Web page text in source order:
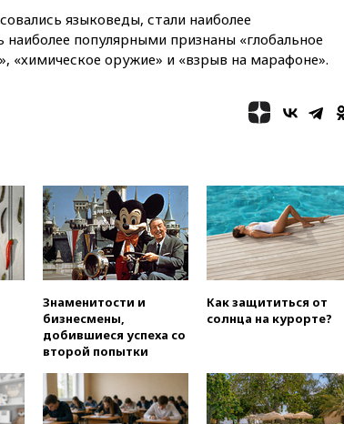
12:15 Минцифры РФ не
планирует вводить
ограничения на доступ детей
в соцсети
открытия второго маршрута в
Ормузском проливе
громких взрывах
11:41
ТПП предлагает
изменить процедуру
банкротства для
пострадавших от атак БПЛА
продавцов
Шадаев исключил
запуск мессенджера на
«Госуслугах»
11:22
При стрельбе в школе в
Таиланде погибли пять
человек
языковеды, стали наиболее
популярными признаны «глобальное
«химическое оружие» и «взрыв на марафоне».
Знаменитости и
бизнесмены,
добившиеся успеха со
второй попытки
Как защититься от
солнца на курорте?